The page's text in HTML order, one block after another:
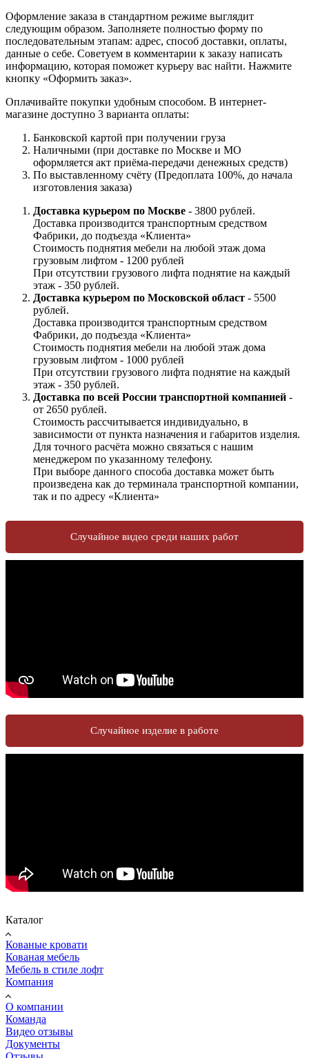
Оформление заказа в стандартном режиме выглядит
следующим образом. Заполняете полностью форму по
последовательным этапам: адрес, способ доставки, оплаты,
данные о себе. Советуем в комментарии к заказу написать
информацию, которая поможет курьеру вас найти. Нажмите
кнопку «Оформить заказ».
Оплачивайте покупки удобным способом. В интернет-
магазине доступно 3 варианта оплаты:
Банковской картой при получении груза
Наличными (при доставке по Москве и МО
оформляется акт приёма-передачи денежных средств)
По выставленному счёту (Предоплата 100%, до начала
изготовления заказа)
Доставка курьером по Москве - 3800 рублей.
Доставка производится транспортным средством
Фабрики, до подъезда «Клиента»
Стоимость поднятия мебели на любой этаж дома
грузовым лифтом - 1200 рублей
При отсутствии грузового лифта поднятие на каждый
этаж - 350 рублей.
Доставка курьером по Московской област - 5500
рублей.
Доставка производится транспортным средством
Фабрики, до подъезда «Клиента»
Стоимость поднятия мебели на любой этаж дома
грузовым лифтом - 1000 рублей
При отсутствии грузового лифта поднятие на каждый
этаж - 350 рублей.
Доставка по всей России транспортной компанией -
от 2650 рублей.
Стоимость рассчитывается индивидуально, в
зависимости от пункта назначения и габаритов изделия.
Для точного расчёта можно связаться с нашим
менеджером по указанному телефону.
При выборе данного способа доставка может быть
произведена как до терминала транспортной компании,
так и по адресу «Клиента»
Случайное видео среди наших работ
Случайное изделие в работе
Каталог
Кованые кровати
Кованая мебель
Мебель в стиле лофт
Компания
О компании
Команда
Видео отзывы
Документы